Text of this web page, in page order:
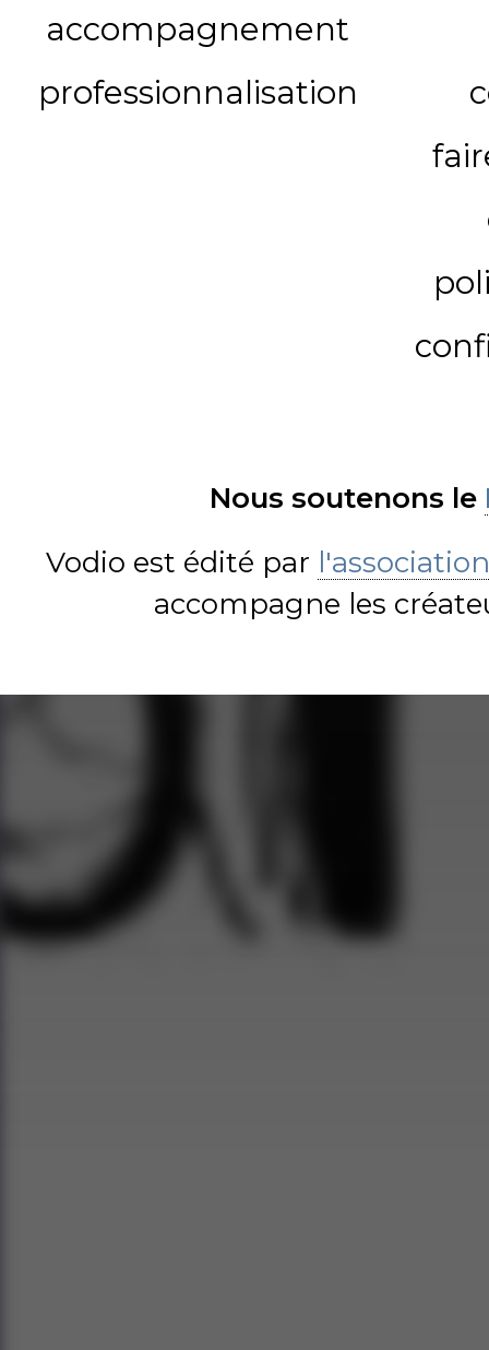
accompagnement
professionnalisation